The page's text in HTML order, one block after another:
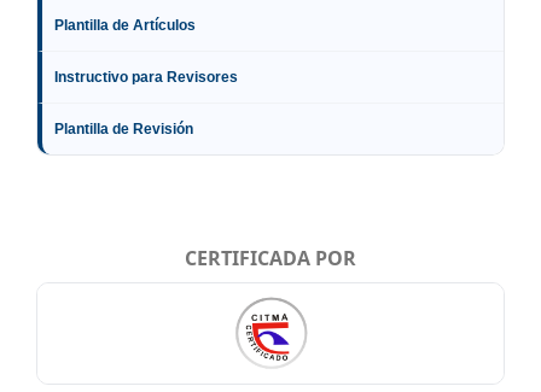
Plantilla de Artículos
Instructivo para Revisores
Plantilla de Revisión
CERTIFICADA POR